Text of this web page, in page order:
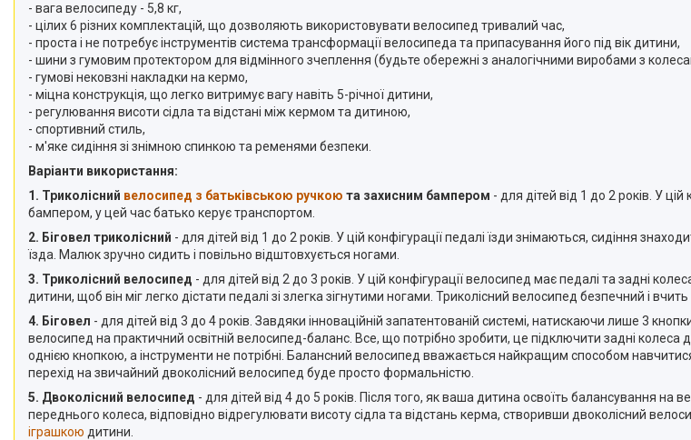
- вага велосипеду - 5,8 кг,
- цілих 6 різних комплектацій, що дозволяють використовувати велосипед тривалий час,
- проста і не потребує інструментів система трансформації велосипеда та припасування його під вік дитини,
- шини з гумовим протектором для відмінного зчеплення (будьте обережні з аналогічними виробами з
- гумові нековзні накладки на кермо,
- міцна конструкція, що легко витримує вагу навіть 5-річної дитини,
- регулювання висоти сідла та відстані між кермом та дитиною,
- спортивний стиль,
- м'яке сидіння зі знімною спинкою та ременями безпеки.
Варіанти використання:
1. Триколісний велосипед з батьківською ручкою та захисним бампером - для дітей від 1 до 2 років. У
бампером, у цей час батько керує транспортом.
2. Біговел триколісний - для дітей від 1 до 2 років. У цій конфігурації педалі їзди знімаються, сидіння
їзда. Малюк зручно сидить і повільно відштовхується ногами.
3. Триколісний велосипед - для дітей від 2 до 3 років. У цій конфігурації велосипед має педалі та задні
дитини, щоб він міг легко дістати педалі зі злегка зігнутими ногами. Триколісний велосипед безпечний і
4. Біговел - для дітей від 3 до 4 років. Завдяки інноваційній запатентованій системі, натискаючи лише 3
велосипед на практичний освітній велосипед-баланс. Все, що потрібно зробити, це підключити задні колеса
однією кнопкою, а інструменти не потрібні. Балансний велосипед вважається найкращим способом
перехід на звичайний двоколісний велосипед буде просто формальністю.
5. Двоколісний велосипед - для дітей від 4 до 5 років. Після того, як ваша дитина освоїть балансування на
переднього колеса, відповідно відрегулювати висоту сідла та відстань керма, створивши двоколісний
іграшкою дитини.